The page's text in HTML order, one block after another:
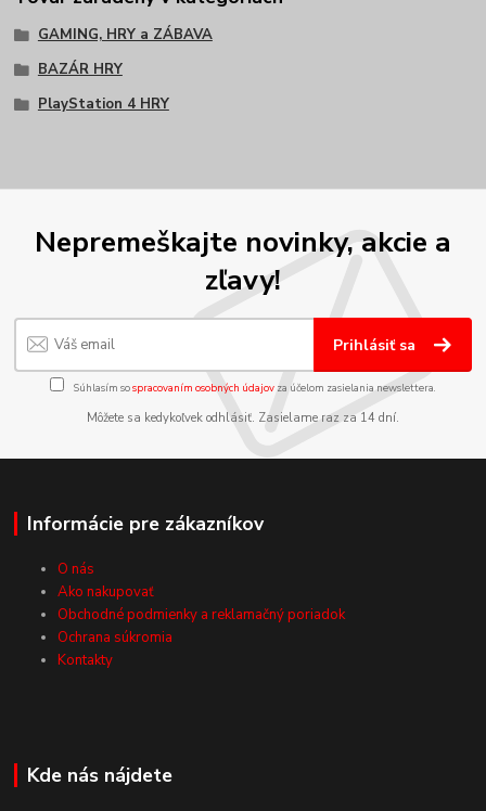
GAMING, HRY a ZÁBAVA
BAZÁR HRY
PlayStation 4 HRY
Nepremeškajte novinky, akcie a
zľavy!
Prihlásiť sa
Súhlasím sospracovaním osobných údajov za účelom zasielania newslettera.
Môžete sa kedykoľvek odhlásiť. Zasielame raz za 14 dní.
Informácie pre zákazníkov
O nás
Ako nakupovať
Obchodné podmienky a reklamačný poriadok
Ochrana súkromia
Kontakty
Kde nás nájdete